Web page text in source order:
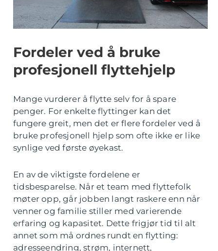
Fordeler ved å bruke
profesjonell flyttehjelp
Mange vurderer å flytte selv for å spare
penger. For enkelte flyttinger kan det
fungere greit, men det er flere fordeler ved å
bruke profesjonell hjelp som ofte ikke er like
synlige ved første øyekast.
En av de viktigste fordelene er
tidsbesparelse. Når et team med flyttefolk
møter opp, går jobben langt raskere enn når
venner og familie stiller med varierende
erfaring og kapasitet. Dette frigjør tid til alt
annet som må ordnes rundt en flytting:
adresseendring, strøm, internett,